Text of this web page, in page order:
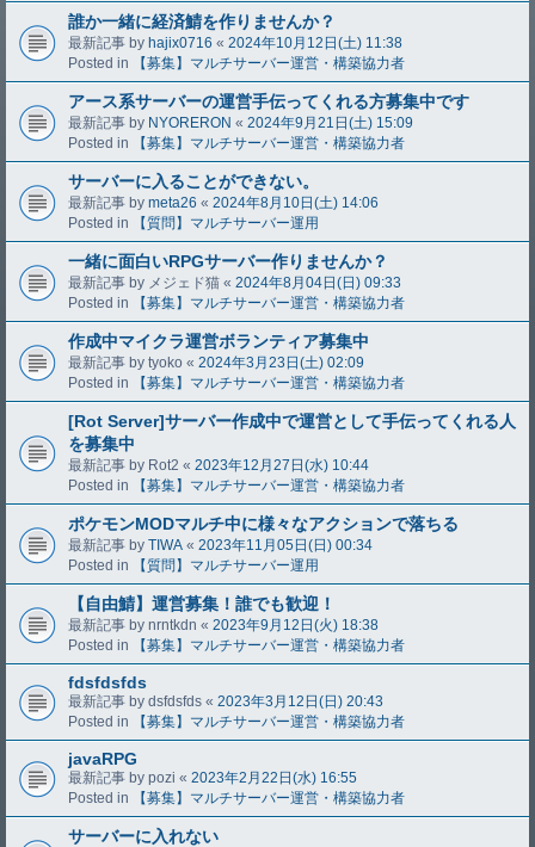
誰か一緒に経済鯖を作りませんか？
最新記事 by hajix0716 « 2024年10月12日(土) 11:38
Posted in
【募集】マルチサーバー運営・構築協力者
アース系サーバーの運営手伝ってくれる方募集中です
最新記事 by NYORERON « 2024年9月21日(土) 15:09
Posted in
【募集】マルチサーバー運営・構築協力者
サーバーに入ることができない。
最新記事 by meta26 « 2024年8月10日(土) 14:06
Posted in
【質問】マルチサーバー運用
一緒に面白いRPGサーバー作りませんか？
最新記事 by メジェド猫 « 2024年8月04日(日) 09:33
Posted in
【募集】マルチサーバー運営・構築協力者
作成中マイクラ運営ボランティア募集中
最新記事 by tyoko « 2024年3月23日(土) 02:09
Posted in
【募集】マルチサーバー運営・構築協力者
[Rot Server]サーバー作成中で運営として手伝ってくれる人
を募集中
最新記事 by Rot2 « 2023年12月27日(水) 10:44
Posted in
【募集】マルチサーバー運営・構築協力者
ポケモンMODマルチ中に様々なアクションで落ちる
最新記事 by TIWA « 2023年11月05日(日) 00:34
Posted in
【質問】マルチサーバー運用
【自由鯖】運営募集！誰でも歓迎！
最新記事 by nrntkdn « 2023年9月12日(火) 18:38
Posted in
【募集】マルチサーバー運営・構築協力者
fdsfdsfds
最新記事 by dsfdsfds « 2023年3月12日(日) 20:43
Posted in
【募集】マルチサーバー運営・構築協力者
javaRPG
最新記事 by pozi « 2023年2月22日(水) 16:55
Posted in
【募集】マルチサーバー運営・構築協力者
サーバーに入れない